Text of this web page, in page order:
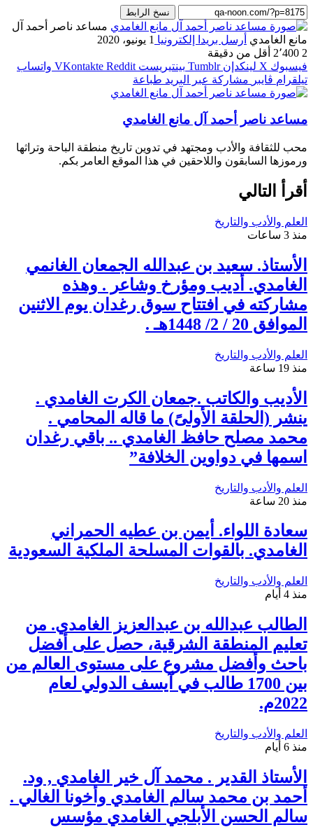
نسخ الرابط
مساعد ناصر أحمد آل
مانع الغامدي أرسل بريدا إلكترونيا 1 يونيو، 2020
2
أقل من دقيقة
فيسبوك ‫X لينكدإن بينتيريست
واتساب
تيلقرام ڤايبر مشاركة عبر البريد طباعة
مساعد ناصر أحمد آل مانع الغامدي
محب للثقافة والأدب ومجتهد في تدوين تاريخ منطقة الباحة وتراثها
ورموزها السابقون واللاحقين في هذا الموقع العامر بكم.
أقرأ التالي
العلم والأدب والتاريخ
منذ 3 ساعات
الأستاذ. سعيد بن عبدالله الجمعان الغانمي
الغامدي. أديب ومؤرخ وشاعر . وهذه
مشاركته في افتتاح سوق رغدان يوم الاثنين
الموافق 20 / 2/ 1448هـ .
العلم والأدب والتاريخ
منذ 19 ساعة
الأديب والكاتب .جمعان الكرت الغامدي .
ينشر (الحلقة الأولىً) ما قاله المحامي .
محمد مصلح حافظ الغامدي .. باقي رغدان
اسمها في دواوين الخلافة”
العلم والأدب والتاريخ
منذ 20 ساعة
سعادة اللواء. أيمن بن عطيه الحمراني
الغامدي. بالقوات المسلحة الملكية السعودية
العلم والأدب والتاريخ
منذ 4 أيام
الطالب عبدالله بن عبدالعزيز الغامدي. من
تعليم المنطقة الشرقية، حصل على أفضل
باحث وأفضل مشروع على مستوى العالم من
بين 1700 طالب في آيسف الدولي لعام
2022م.
العلم والأدب والتاريخ
منذ 6 أيام
الأستاذ القدير . محمد آل خير الغامدي , ود.
أحمد بن محمد سالم الغامدي وأخونا الغالي .
سالم الحسن الأبلجي الغامدي مؤسس